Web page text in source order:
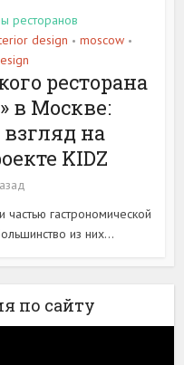
ресторанов
design • moscow •
ресторана
в Москве:
на
KIDZ
частью гастрономической
из них...
по сайту